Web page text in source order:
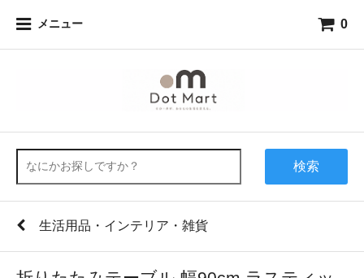
メニュー 0
検索
生活用品・インテリア・雑貨